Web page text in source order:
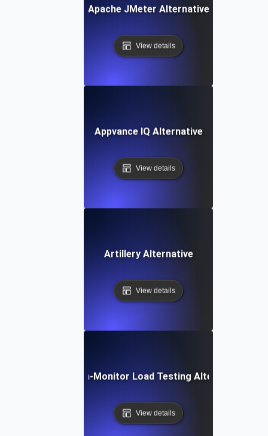
Apache JMeter Alternative
View details
Appvance IQ Alternative
View details
Artillery Alternative
View details
Dotcom-Monitor Load Testing Alternative
View details